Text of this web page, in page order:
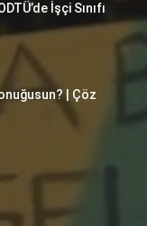
İşçi Sınıfı
| Çöz